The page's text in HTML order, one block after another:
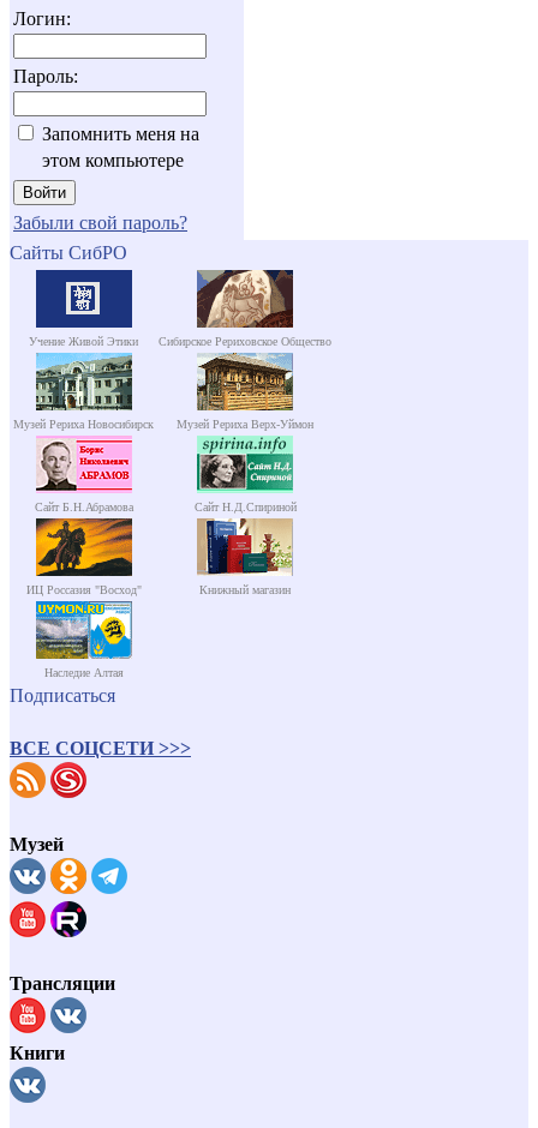
Логин:
Пароль:
Запомнить меня на
этом компьютере
Забыли свой пароль?
Сайты СибРО
Учение Живой Этики Сибирское Рериховское Общество
Музей Рериха Новосибирск Музей Рериха Верх-Уймон
Сайт Б.Н.Абрамова Сайт Н.Д.Спириной
ИЦ Россазия "Восход" Книжный магазин
Наследие Алтая
Подписаться
ВСЕ СОЦСЕТИ >>>
Музей
Трансляции
Книги